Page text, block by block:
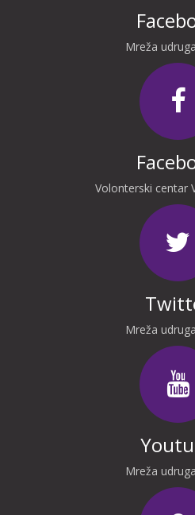
Mreža
Volonterski centar
Mreža
Mreža